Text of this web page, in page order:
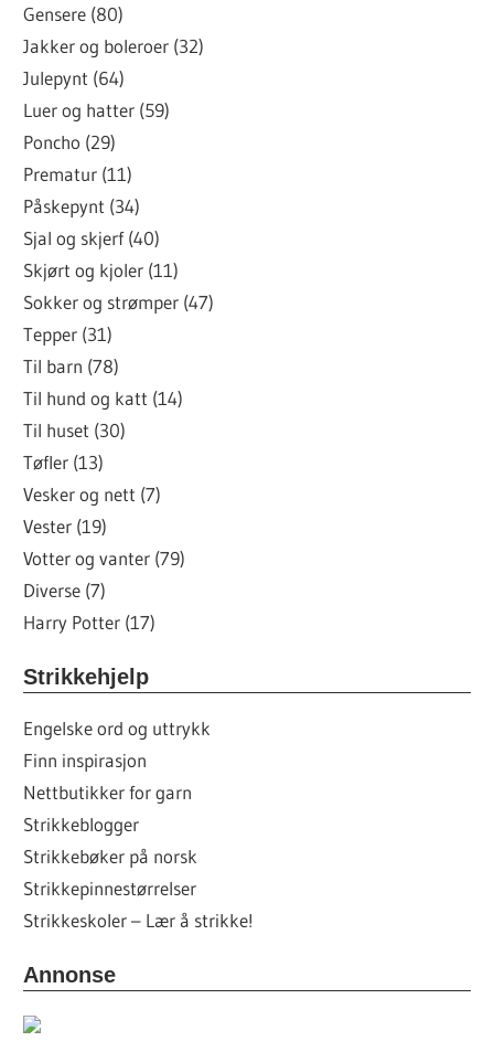
Gensere (80)
Jakker og boleroer (32)
Julepynt (64)
Luer og hatter (59)
Poncho (29)
Prematur (11)
Påskepynt (34)
Sjal og skjerf (40)
Skjørt og kjoler (11)
Sokker og strømper (47)
Tepper (31)
Til barn (78)
Til hund og katt (14)
Til huset (30)
Tøfler (13)
Vesker og nett (7)
Vester (19)
Votter og vanter (79)
Diverse (7)
Harry Potter (17)
Strikkehjelp
Engelske ord og uttrykk
Finn inspirasjon
Nettbutikker for garn
Strikkeblogger
Strikkebøker på norsk
Strikkepinnestørrelser
Strikkeskoler – Lær å strikke!
Annonse